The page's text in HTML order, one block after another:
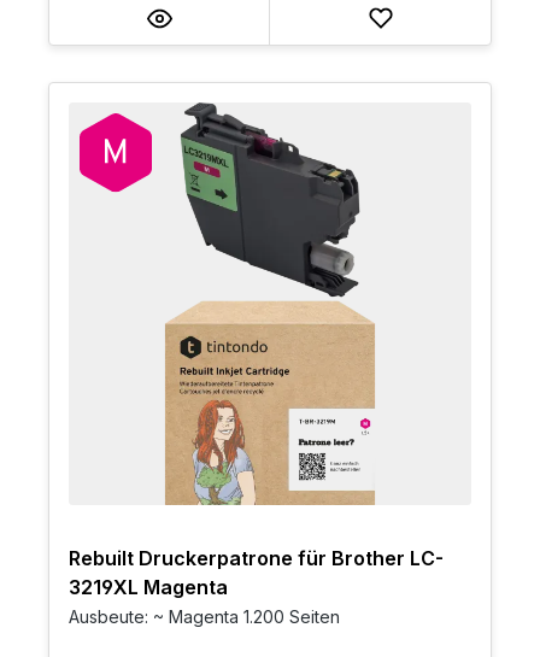
Rebuilt Druckerpatrone für Brother LC-
3219XL Magenta
Ausbeute: ~ Magenta 1.200 Seiten